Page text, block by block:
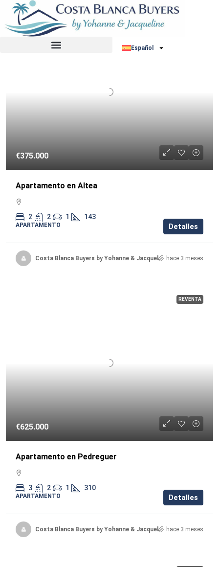
Español
Ordenar por:
€375.000
Apartamento en Altea
2 2 1 143
APARTAMENTO Detalles
Costa Blanca Buyers by Yohanne & Jacqueline hace 3 meses
REVENTA
€625.000
Apartamento en Pedreguer
3 2 1 310
APARTAMENTO Detalles
Costa Blanca Buyers by Yohanne & Jacqueline hace 3 meses